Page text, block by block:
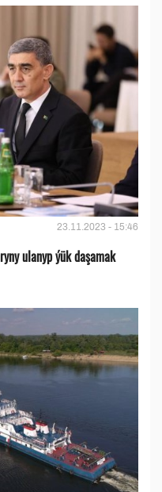
23.11.2023 - 15:46
ulanyp ýük daşamak